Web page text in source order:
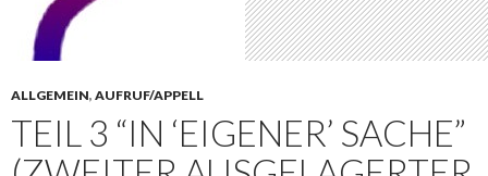
ALLGEMEIN, AUFRUF/APPELL
TEIL 3 “IN ‘EIGENER’ SACHE”